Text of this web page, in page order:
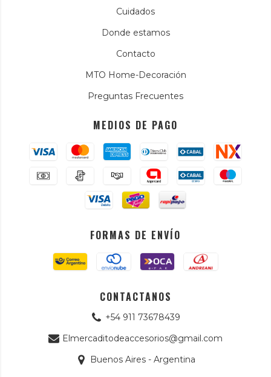
Cuidados
Donde estamos
Contacto
MTO Home-Decoración
Preguntas Frecuentes
MEDIOS DE PAGO
FORMAS DE ENVÍO
CONTACTANOS
+54 911 73678439
Elmercaditodeaccesorios@gmail.com
Buenos Aires - Argentina